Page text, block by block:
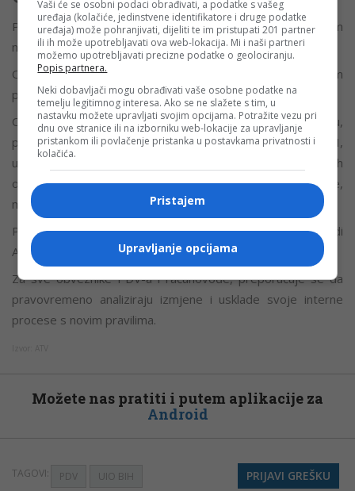
PDV se ubuduće plaća u decimalnim brojevima zaokruženim
na dvije decimale.
Odbitak ulaznog poreza se priznaje najranije u poreznom
periodu kada su ispunjeni uslovi.
Ove izmjene Pravilnika imaju za cilj modernizaciju,
preciziranje i efikasnije upravljanje sistemom PDV-a u BiH,
uz jaču kontrolu i bolju definisanost obaveza poreznih
obveznika. Poseban fokus stavljen je na digitalne usluge,
međunarodne projekte, pravnu sigurnost i transparentnost.
Primjena Pravilnika počinje 6. avgusta 2025. godine, navodi
Akta.
Za sve obveznike PDV-a i računovođe, preporučuje se da
pravovremeno analiziraju izmjene i usklade svoje interne
procese s novim pravilima.
Možete nas pratiti i putem aplikacije za
Android
TAGOVI: PDV UIO BIH PRIJAVI GREŠKU
Vaši će se osobni podaci obrađivati, a podatke s vašeg
uređaja (kolačiće, jedinstvene identifikatore i druge podatke
uređaja) može pohranjivati, dijeliti te im pristupati 201 partner
ili ih može upotrebljavati ova web-lokacija. Mi i naši partneri
možemo upotrebljavati precizne podatke o geolociranju.
Popis partnera.
Neki dobavljači mogu obrađivati vaše osobne podatke na
temelju legitimnog interesa. Ako se ne slažete s tim, u
nastavku možete upravljati svojim opcijama. Potražite vezu pri
dnu ove stranice ili na izborniku web-lokacije za upravljanje
pristankom ili povlačenje pristanka u postavkama privatnosti i
kolačića.
Pristajem
Upravljanje opcijama